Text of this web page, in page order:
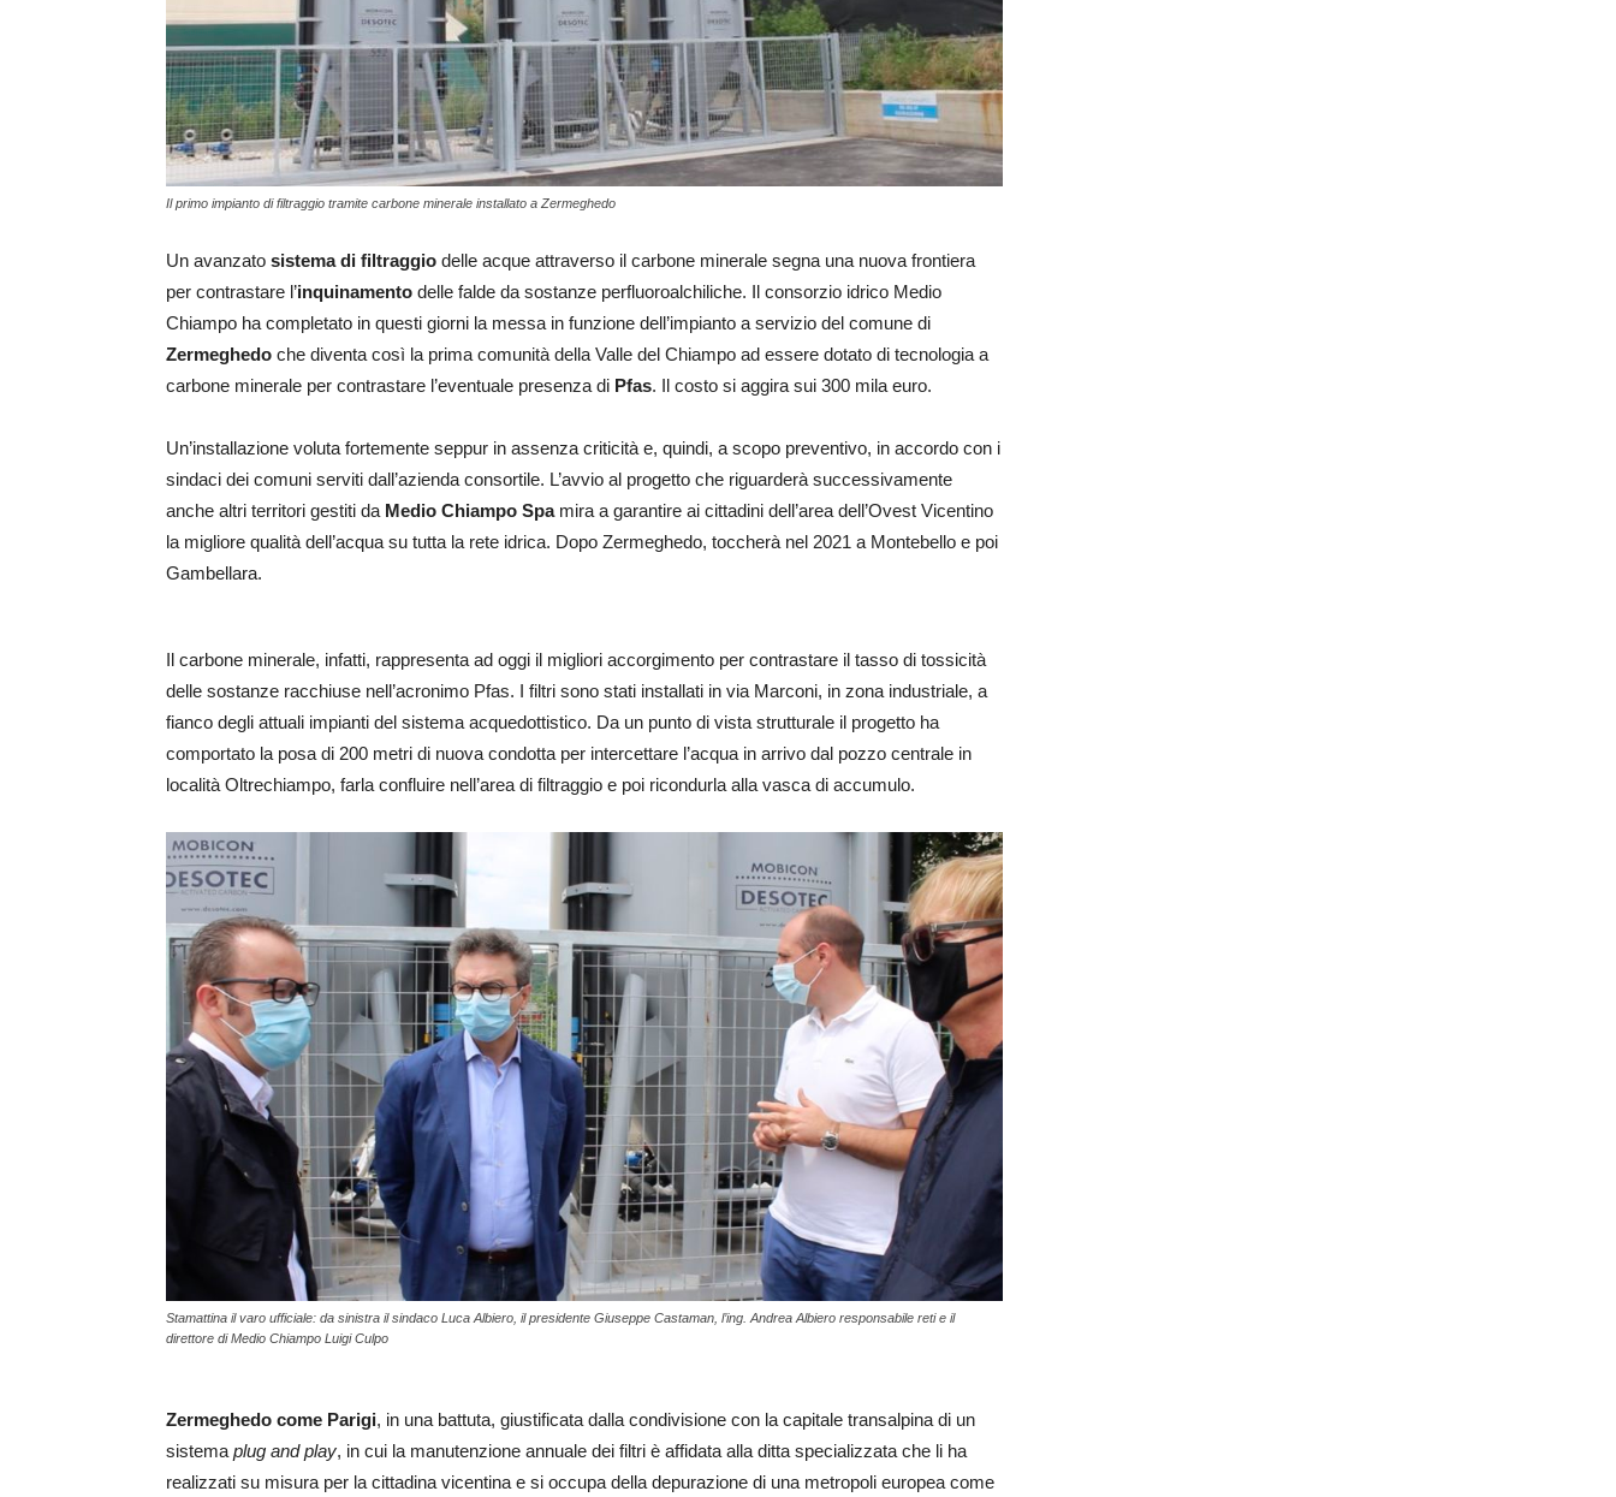
Il primo impianto di filtraggio tramite carbone minerale installato a Zermeghedo
Un avanzato sistema di filtraggio delle acque attraverso il carbone minerale segna una nuova frontiera
per contrastare l’inquinamento delle falde da sostanze perfluoroalchiliche. Il consorzio idrico Medio
Chiampo ha completato in questi giorni la messa in funzione dell’impianto a servizio del comune di
Zermeghedo che diventa così la prima comunità della Valle del Chiampo ad essere dotato di tecnologia a
carbone minerale per contrastare l’eventuale presenza di Pfas. Il costo si aggira sui 300 mila euro.
Un’installazione voluta fortemente seppur in assenza criticità e, quindi, a scopo preventivo, in accordo con i
sindaci dei comuni serviti dall’azienda consortile. L’avvio al progetto che riguarderà successivamente
anche altri territori gestiti da Medio Chiampo Spamira a garantire ai cittadini dell’area dell’Ovest Vicentino
la migliore qualità dell’acqua su tutta la rete idrica. Dopo Zermeghedo, toccherà nel 2021 a Montebello e poi
Gambellara.
Il carbone minerale, infatti, rappresenta ad oggi il migliori accorgimento per contrastare il tasso di tossicità
delle sostanze racchiuse nell’acronimo Pfas. I filtri sono stati installati in via Marconi, in zona industriale, a
fianco degli attuali impianti del sistema acquedottistico. Da un punto di vista strutturale il progetto ha
comportato la posa di 200 metri di nuova condotta per intercettare l’acqua in arrivo dal pozzo centrale in
località Oltrechiampo, farla confluire nell’area di filtraggio e poi ricondurla alla vasca di accumulo.
Stamattina il varo ufficiale: da sinistra il sindaco Luca Albiero, il presidente Giuseppe Castaman, l’ing. Andrea Albiero responsabile reti e il
direttore di Medio Chiampo Luigi Culpo
Zermeghedo come Parigi, in una battuta, giustificata dalla condivisione con la capitale transalpina di un
sistema plug and play, in cui la manutenzione annuale dei filtri è affidata alla ditta specializzata che li ha
realizzati su misura per la cittadina vicentina e si occupa della depurazione di una metropoli europea come